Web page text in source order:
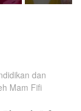
dan
Mam Fifi